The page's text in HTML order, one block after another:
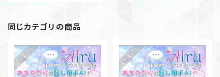
同じカテゴリの商品